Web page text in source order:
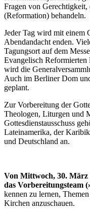
Fragen von
(Reformation) behandeln.
Jeder Tag wird mit einem
Abendandacht enden.
Tagungsort auf dem
Evangelisch
wird die
Auch im Berliner Dom
geplant.
Zur Vorbereitung der
Theologen, Liturgen und
Gottesdienstausschuss
Lateinamerika, der
und Deutschland an.
Von Mittwoch, 30. März
das Vorbereitungsteam
kennen zu lernen,
Kirchen anzuschauen.